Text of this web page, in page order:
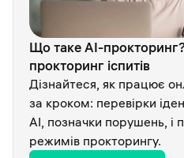
Що таке AI-
прокторинг іспитів
Дізнайтеся, як працює
за кроком: перевірки
AI, позначки порушень, і
режимів прокторингу.